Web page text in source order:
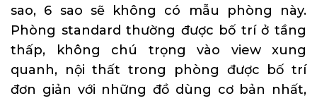
sao, 6 sao sẽ không có mẫu phòng này.
Phòng standard thường được bố trí ở tầng
thấp, không chú trọng vào view xung
quanh, nội thất trong phòng được bố trí
đơn giản với những đồ dùng cơ bản nhất,